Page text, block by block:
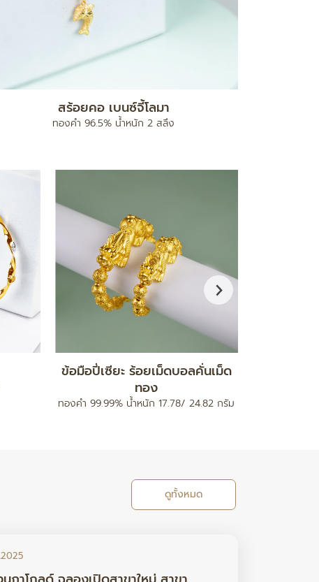
สร้อยคอ เบนซ์จี้โลมา
ทองคำ 96.5% น้ำหนัก 2 สลึง
กำไลมงคล รุ่นสายนาฬิกา
ทองคำ 96.5% น้ำหนัก 0.2 กรัม
ดูทั้งหมด